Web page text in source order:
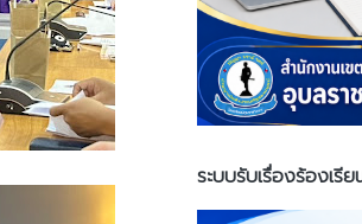
ระบบรับเรื่องร้องเรี